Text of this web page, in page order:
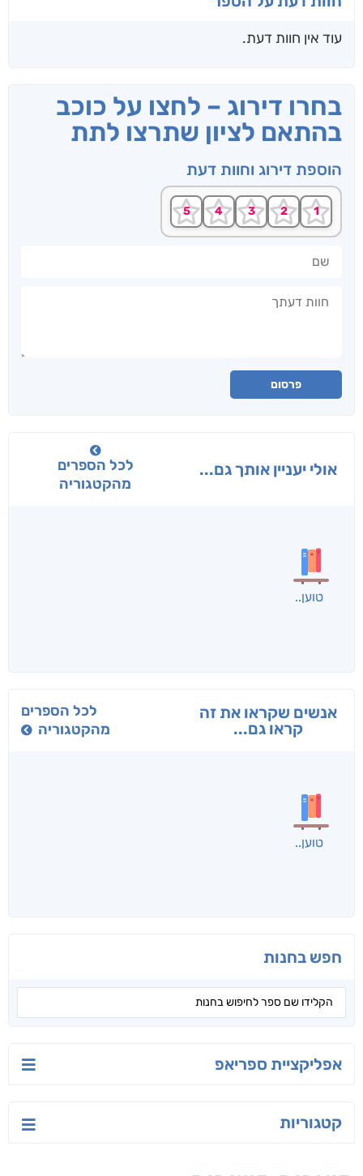
עוד אין חוות דעת.
בחרו דירוג – לחצו על כוכב
בהתאם לציון שתרצו לתת
הוספת דירוג וחוות דעת
פרסום
אולי יעניין אותך גם...
לכל הספרים
מהקטגוריה
בפנוכו
חני שאטן
תרדמת
א. פ.
אנשים שקראו את זה
אפרת נבון
קאריס וויטי